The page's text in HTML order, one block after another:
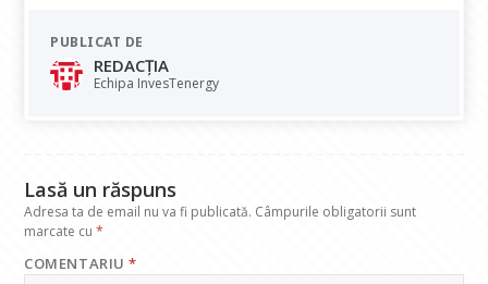
e
b
o
at
s
A dI
PUBLICAT DE
REDACȚIA
Echipa InvesTenergy
Lasă un răspuns
Adresa ta de email nu va fi publicată. Câmpurile obligatorii sunt
marcate cu*
COMENTARIU*